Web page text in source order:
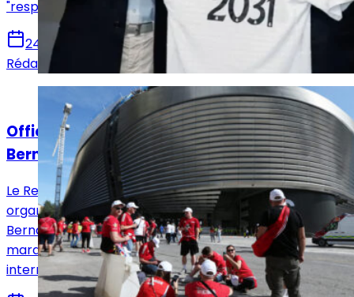
"responsabilité environnementale".
24 juin 2025
Rédaction Le Journal du Real
Officiel : la NFL bientôt au Santiago
Bernabéu
Le Real Madrid et la NFL ont trouvé un accord pour
organiser un match de saison régulière au Santiago
Bernabéu cette année. Une première en Espagne qui
marque une nouvelle étape dans l’expansion
internationale de la ligue de football américain.